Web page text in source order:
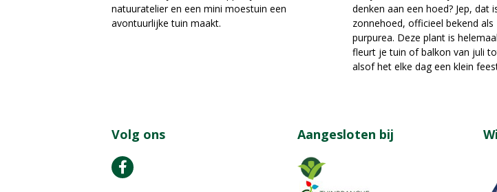
natuuratelier en een mini moestuin een
avontuurlijke tuin maakt.
denken aan een hoed? Jep, dat
zonnehoed, officieel bekend als
purpurea. Deze plant is
fleurt je tuin of balkon van juli
alsof het elke dag een klein
Volg ons Aangesloten bij